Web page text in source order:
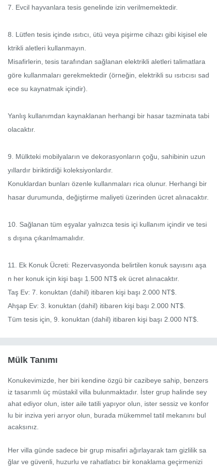
7. Evcil hayvanlara tesis genelinde izin verilmemektedir.
8. Lütfen tesis içinde ısıtıcı, ütü veya pişirme cihazı gibi kişisel ele
ktrikli aletleri kullanmayın.
Misafirlerin, tesis tarafından sağlanan elektrikli aletleri talimatlara
göre kullanmaları gerekmektedir (örneğin, elektrikli su ısıtıcısı sad
ece su kaynatmak içindir).
Yanlış kullanımdan kaynaklanan herhangi bir hasar tazminata tabi
olacaktır.
9. Mülkteki mobilyaların ve dekorasyonların çoğu, sahibinin uzun
yıllardır biriktirdiği koleksiyonlardır.
Konuklardan bunları özenle kullanmaları rica olunur. Herhangi bir
hasar durumunda, değiştirme maliyeti üzerinden ücret alınacaktır.
10. Sağlanan tüm eşyalar yalnızca tesis içi kullanım içindir ve tesi
s dışına çıkarılmamalıdır.
11. Ek Konuk Ücreti: Rezervasyonda belirtilen konuk sayısını aşa
n her konuk için kişi başı 1.500 NT$ ek ücret alınacaktır.
Taş Ev: 7. konuktan (dahil) itibaren kişi başı 2.000 NT$.
Ahşap Ev: 3. konuktan (dahil) itibaren kişi başı 2.000 NT$.
Tüm tesis için, 9. konuktan (dahil) itibaren kişi başı 2.000 NT$.
Mülk Tanımı
Konukevimizde, her biri kendine özgü bir cazibeye sahip, benzers
iz tasarımlı üç müstakil villa bulunmaktadır. İster grup halinde sey
ahat ediyor olun, ister aile tatili yapıyor olun, ister sessiz ve konfor
lu bir inziva yeri arıyor olun, burada mükemmel tatil mekanını bul
acaksınız.
Her villa günde sadece bir grup misafiri ağırlayarak tam gizlilik sa
ğlar ve güvenli, huzurlu ve rahatlatıcı bir konaklama geçirmenizi